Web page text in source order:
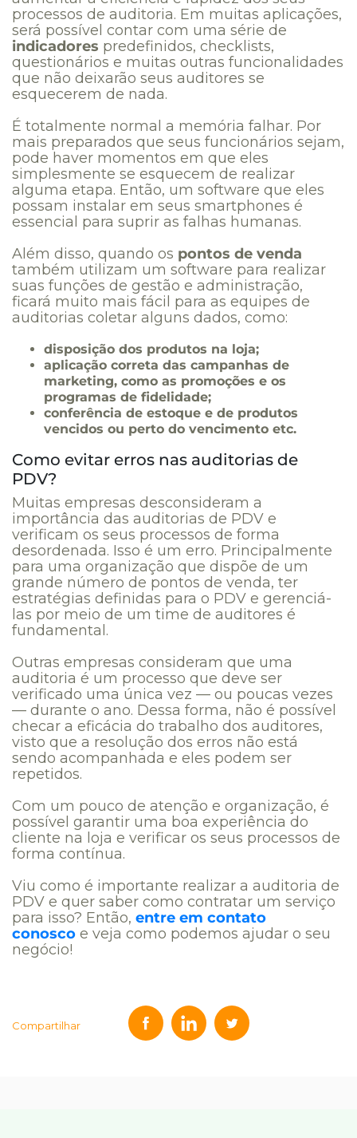
processos de auditoria. Em muitas aplicações,
será possível contar com uma série de
indicadores predefinidos, checklists,
questionários e muitas outras funcionalidades
que não deixarão seus auditores se
esquecerem de nada.
É totalmente normal a memória falhar. Por
mais preparados que seus funcionários sejam,
pode haver momentos em que eles
simplesmente se esquecem de realizar
alguma etapa. Então, um software que eles
possam instalar em seus smartphones é
essencial para suprir as falhas humanas.
Além disso, quando os pontos de venda
também utilizam um software para realizar
suas funções de gestão e administração,
ficará muito mais fácil para as equipes de
auditorias coletar alguns dados, como:
disposição dos produtos na loja;
aplicação correta das campanhas de
marketing, como as promoções e os
programas de fidelidade;
conferência de estoque e de produtos
vencidos ou perto do vencimento etc.
Como evitar erros nas auditorias de
PDV?
Muitas empresas desconsideram a
importância das auditorias de PDV e
verificam os seus processos de forma
desordenada. Isso é um erro. Principalmente
para uma organização que dispõe de um
grande número de pontos de venda, ter
estratégias definidas para o PDV e gerenciá-
las por meio de um time de auditores é
fundamental.
Outras empresas consideram que uma
auditoria é um processo que deve ser
verificado uma única vez — ou poucas vezes
— durante o ano. Dessa forma, não é possível
checar a eficácia do trabalho dos auditores,
visto que a resolução dos erros não está
sendo acompanhada e eles podem ser
repetidos.
Com um pouco de atenção e organização, é
possível garantir uma boa experiência do
cliente na loja e verificar os seus processos de
forma contínua.
Viu como é importante realizar a auditoria de
PDV e quer saber como contratar um serviço
para isso? Então, entre em contato
conosco e veja como podemos ajudar o seu
negócio!
Compartilhar